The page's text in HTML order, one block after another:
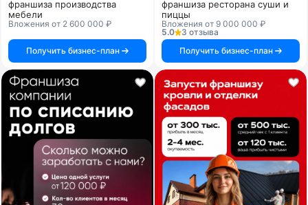
франшиза производства
мебели
Вложения от 2 600 000 ₽
Получить бизнес-план
франшиза ресторана суши и
пиццы
Вложения от 9 000 000 ₽
5.0
3 отзыва
Получить бизнес-план